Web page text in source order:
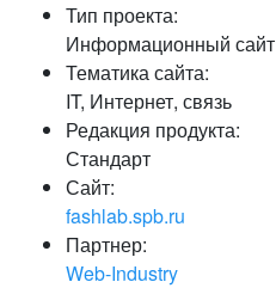
Тип проекта:
Информационный сайт
Тематика сайта:
IT, Интернет, связь
Редакция продукта:
Стандарт
Сайт:
fashlab.spb.ru
Партнер:
Web-Industry